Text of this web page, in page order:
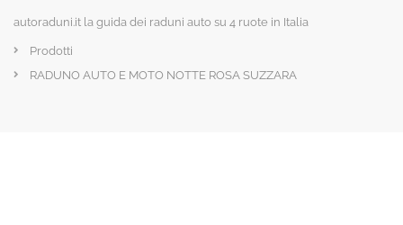
autoraduni.it la guida dei raduni auto su 4 ruote in Italia
Prodotti
RADUNO AUTO E MOTO NOTTE ROSA SUZZARA